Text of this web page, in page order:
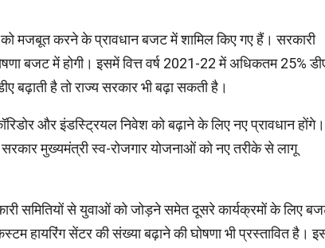
मजबूत करने के प्रावधान बजट में शामिल किए गए हैं। सरकारी
बजट में होगी। इसमें वित्त वर्ष 2021-22 में अधिकतम 25%
बढ़ाती है तो राज्य सरकार भी बढ़ा सकती है।
और इंडस्ट्रियल निवेश को बढ़ाने के लिए नए प्रावधान होंगे।
मुख्यमंत्री स्व-रोजगार योजनाओं को नए तरीके से लागू
समितियों से युवाओं को जोड़ने समेत दूसरे कार्यक्रमों के लिए
हायरिंग सेंटर की संख्या बढ़ाने की घोषणा भी प्रस्तावित है।